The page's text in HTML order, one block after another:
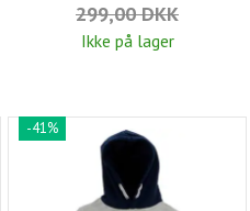
299,00 DKK
Ikke på lager
-41%